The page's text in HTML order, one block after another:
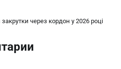
через кордон у 2026 році